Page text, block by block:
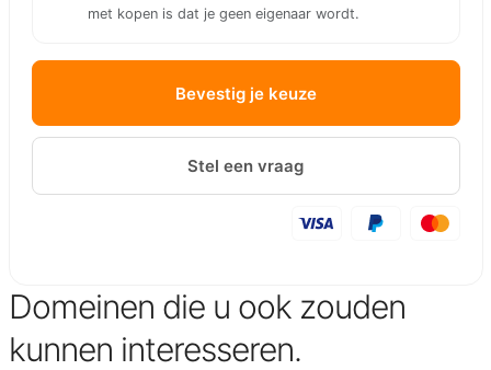
met kopen is dat je geen eigenaar wordt.
Bevestig je keuze
Stel een vraag
Domeinen die u ook zouden
kunnen interesseren.